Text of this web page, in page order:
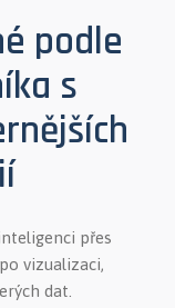
podle
s
přes
vizualizaci,
dat.